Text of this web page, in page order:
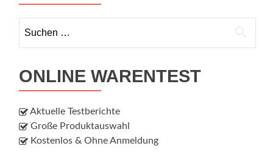
nach:
ONLINE WARENTEST
Aktuelle Testberichte
Große Produktauswahl
Kostenlos & Ohne Anmeldung